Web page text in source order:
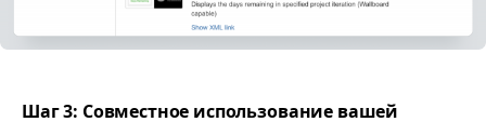
Шаг 3: Совместное использование вашей